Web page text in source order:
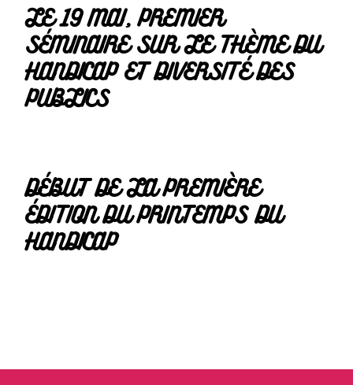
LE 19 MAI, PREMIER
SÉMINAIRE SUR LE THÈME DU
HANDICAP ET DIVERSITÉ DES
PUBLICS
DÉBUT DE LA PREMIÈRE
ÉDITION DU PRINTEMPS DU
HANDICAP